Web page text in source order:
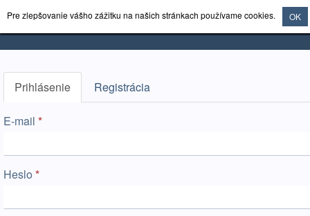
Prihlásenie Registrácia
E-mail
Heslo
Pre zlepšovanie vášho zážitku na našich stránkach používame cookies. OK